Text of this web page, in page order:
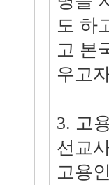
도 하
고 본
우고
3. 고
선교
고용